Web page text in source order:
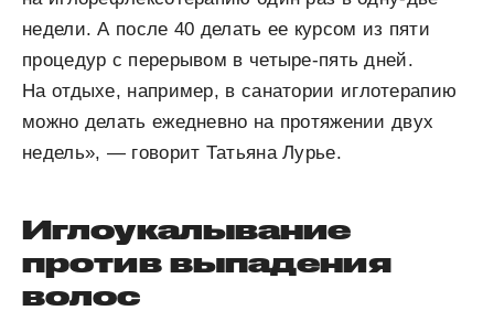
недели. А после 40 делать ее курсом из пяти
процедур с перерывом в четыре-пять дней.
На отдыхе, например, в санатории иглотерапию
можно делать ежедневно на протяжении двух
недель», — говорит Татьяна Лурье.
Иглоукалывание
против выпадения
волос